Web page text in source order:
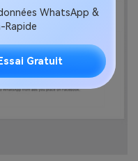
WhatsApp &
Rapide
Essai Gratuit